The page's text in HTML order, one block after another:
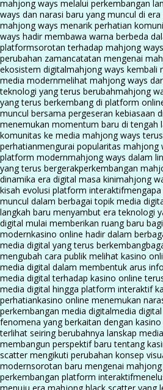
mahjong ways melalui perkembangan
ways dan narasi baru yang muncul di
mahjong ways menarik perhatian
ways hadir membawa warna berbeda
platformsorotan terhadap mahjong
perubahan zamancatatan mengenai
ekosistem digitalmahjong ways kembali
media modernmelihat mahjong ways
teknologi yang terus berubahmahjong
yang terus berkembang di platform
muncul bersama pergeseran kebiasaan
menemukan momentum baru di tengah
komunitas ke media mahjong ways
perhatianmengurai popularitas mahjong
platform modernmahjong ways dalam
yang terus bergerakperkembangan
dinamika era digital masa kinimahjong
kisah evolusi platform interaktif
muncul dalam berbagai topik media
langkah baru menyambut era teknologi
digital mulai memberikan ruang baru
modernkasino online hadir dalam
media digital yang terus berkembang
mengubah cara publik melihat kasino
media digital dalam membentuk arus
media digital terhadap kasino online
media digital hingga platform interaktif
perhatiankasino online menemukan
perkembangan media digitalmedia
fenomena yang berkaitan dengan kasino
terlihat seiring berubahnya lanskap
membangun perspektif baru tentang
scatter mengikuti perubahan konsep
modernsorotan baru mengenai
perkembangan platform interaktif